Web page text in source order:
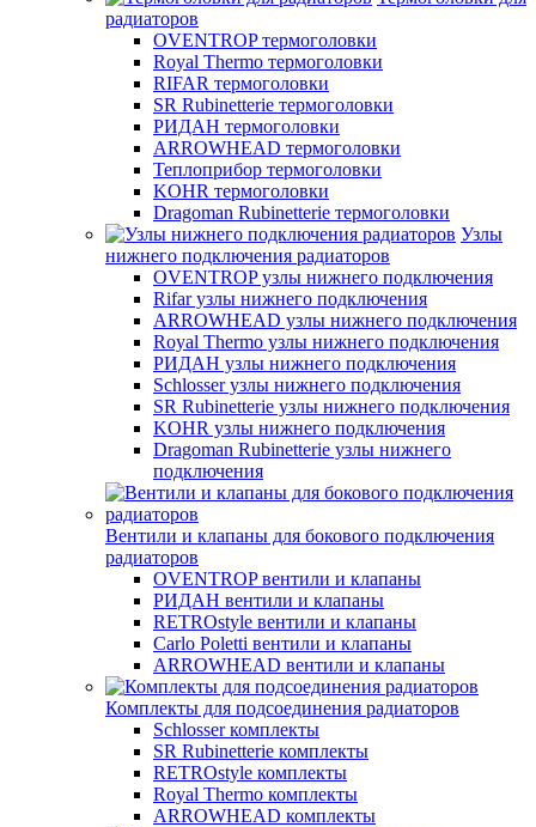
радиаторов
OVENTROP термоголовки
Royal Thermo термоголовки
RIFAR термоголовки
SR Rubinetterie термоголовки
РИДАН термоголовки
ARROWHEAD термоголовки
Теплоприбор термоголовки
KOHR термоголовки
Dragoman Rubinetterie термоголовки
Узлы
нижнего подключения радиаторов
OVENTROP узлы нижнего подключения
Rifar узлы нижнего подключения
ARROWHEAD узлы нижнего подключения
Royal Thermo узлы нижнего подключения
РИДАН узлы нижнего подключения
Schlosser узлы нижнего подключения
SR Rubinetterie узлы нижнего подключения
KOHR узлы нижнего подключения
Dragoman Rubinetterie узлы нижнего
подключения
Вентили и клапаны для бокового подключения
радиаторов
OVENTROP вентили и клапаны
РИДАН вентили и клапаны
RETROstyle вентили и клапаны
Carlo Poletti вентили и клапаны
ARROWHEAD вентили и клапаны
Комплекты для подсоединения радиаторов
Schlosser комплекты
SR Rubinetterie комплекты
RETROstyle комплекты
Royal Thermo комплекты
ARROWHEAD комплекты